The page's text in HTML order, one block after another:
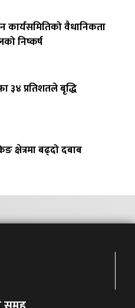
कार्यसमितिको वैधानिकता
निष्कर्ष
३४ प्रतिशतले बृद्धि
क्षेत्रमा बढ्दो दबाब